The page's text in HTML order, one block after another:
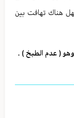
هناك تهافت بين
وهو ( عدم الطبخ ) .